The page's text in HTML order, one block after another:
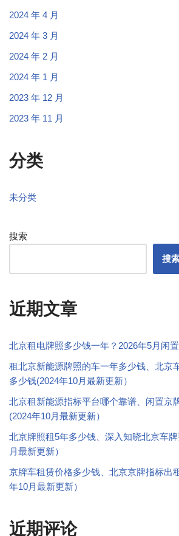
2024 年 4 月
2024 年 3 月
2024 年 2 月
2024 年 1 月
2023 年 12 月
2023 年 11 月
分类
未分类
搜索
搜
近期文章
北京租电牌照多少钱一年？2026年5月闲
租北京新能源牌照的车一年多少钱、北京
多少钱(2024年10月最新更新）
北京租新能源指标平台哪个靠谱、闲置京
(2024年10月最新更新）
北京牌照租5年多少钱、深入知晓北京车
月最新更新）
京牌车租赁价格多少钱、北京京牌指标出
年10月最新更新）
近期评论